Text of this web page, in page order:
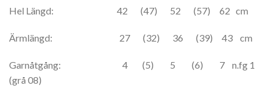
Hel Längd: 42 (47) 52 (57) 62 cm
Ärmlängd: 27 (32) 36 (39) 43 cm
Garnåtgång: 4 (5) 5 (6) 7 n.fg 1
(grå 08)